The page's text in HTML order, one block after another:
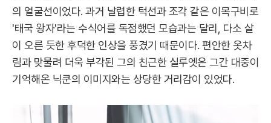
의 얼굴선이었다. 과거 날렵한 턱선과 조각 같은 이목구비로
'태국 왕자'라는 수식어를 독점했던 모습과는 달리, 다소 살
이 오른 듯한 후덕한 인상을 풍겼기 때문이다. 편안한 옷차
림과 맞물려 더욱 부각된 그의 친근한 실루엣은 그간 대중이
기억해온 닉쿤의 이미지와는 상당한 거리감이 있었다.